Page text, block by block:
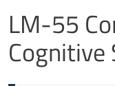
LM-55
Cognitive